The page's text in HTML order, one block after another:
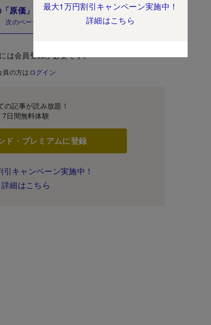
原価」とは何か？
次のページ
は会員登録が必要です。
員の方は ログイン
の記事が読み放題！
7日間無料体験
ド・プレミアムに登録
キャンペーン実施中！
詳細はこちら
最大1万円割引キャンペーン実施中！
詳細はこちら